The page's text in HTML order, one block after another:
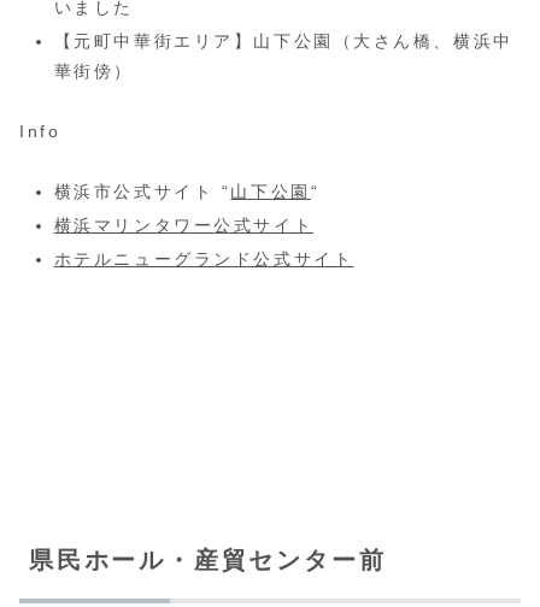
いました
【元町中華街エリア】山下公園（大さん橋、横浜中
華街傍）
Info
横浜市公式サイト “ 山下公園 “
横浜マリンタワー公式サイト
ホテルニューグランド公式サイト
県民ホール・産貿センター前